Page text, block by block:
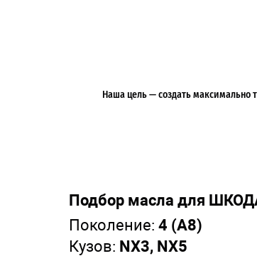
Наша цель — создать максимально
Подбор масла для
Поколение: 4 (А8)
Кузов: NX3, NX5